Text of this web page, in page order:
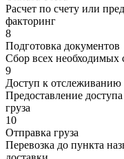
Расчет по счету или
факторинг
8
Подготовка документов
Сбор всех необходимых
9
Доступ к отслеживанию
Предоставление
груза
10
Отправка груза
Перевозка до пункта